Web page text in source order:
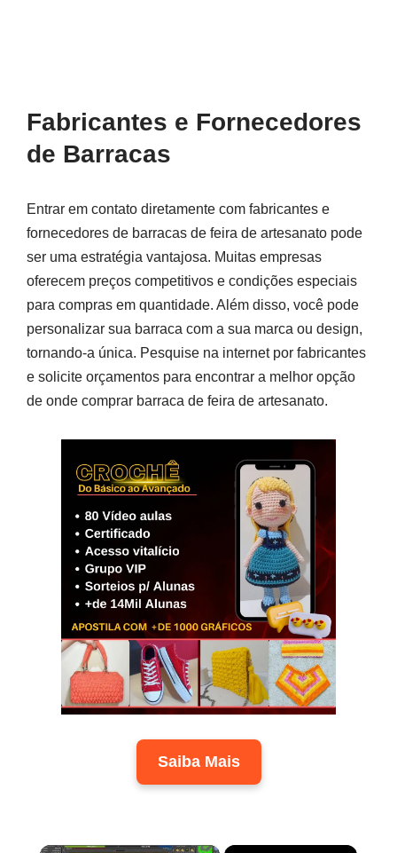
Fabricantes e Fornecedores
de Barracas
Entrar em contato diretamente com fabricantes e
fornecedores de barracas de feira de artesanato pode
ser uma estratégia vantajosa. Muitas empresas
oferecem preços competitivos e condições especiais
para compras em quantidade. Além disso, você pode
personalizar sua barraca com a sua marca ou design,
tornando-a única. Pesquise na internet por fabricantes
e solicite orçamentos para encontrar a melhor opção
de onde comprar barraca de feira de artesanato.
Saiba Mais